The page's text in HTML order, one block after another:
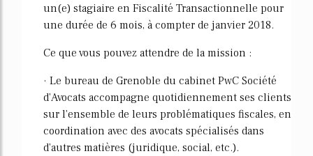
un(e) stagiaire en Fiscalité Transactionnelle pour
une durée de 6 mois, à compter de janvier 2018.
Ce que vous pouvez attendre de la mission :
· Le bureau de Grenoble du cabinet PwC Société
d'Avocats accompagne quotidiennement ses clients
sur l'ensemble de leurs problématiques fiscales, en
coordination avec des avocats spécialisés dans
d'autres matières (juridique, social, etc.).